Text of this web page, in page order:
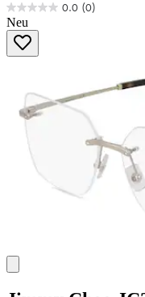
0.0 (0)
0.0
von
Sternen.
Neu